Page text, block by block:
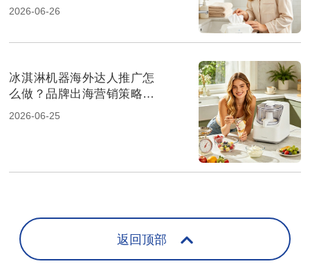
2026-06-26
冰淇淋机器海外达人推广怎
么做？品牌出海营销策略解
析
2026-06-25
返回顶部